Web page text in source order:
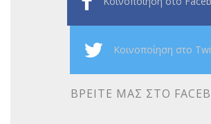
Κοινοποίηση στο
ΒΡΕΊΤΕ ΜΑΣ ΣΤΟ